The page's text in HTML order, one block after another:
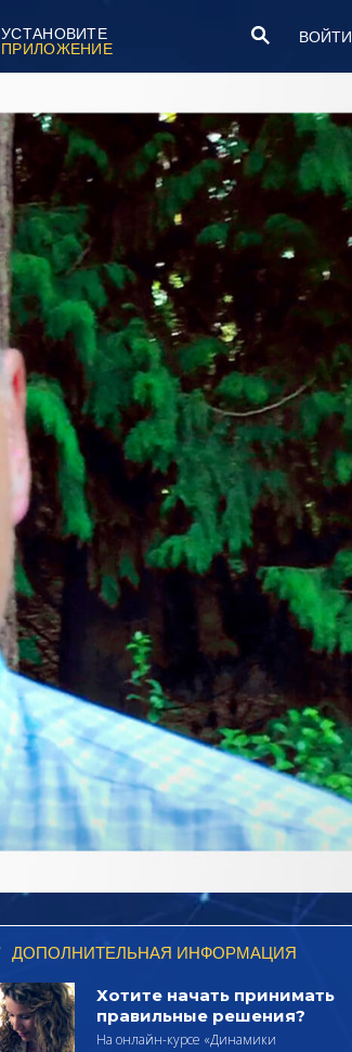
УСТАНОВИТЕ
ПРИЛОЖЕНИЕ
ВОЙТИ
ДОПОЛНИТЕЛЬНАЯ ИНФОРМАЦИЯ
Хотите начать принимать
правильные решения?
На онлайн-курсе «Динамики